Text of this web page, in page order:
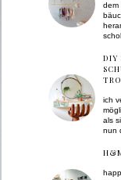
dem
DIY
ich
als
nun